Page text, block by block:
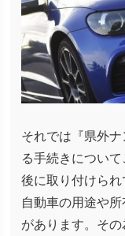
それでは『県外
る手続きについ
後に取り付けら
自動車の用途や
があります。そ